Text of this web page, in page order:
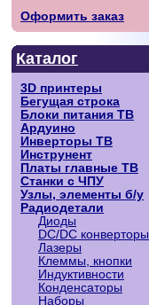
Оформить заказ
Каталог
3D принтеры
Бегущая строка
Блоки питания ТВ
Ардуино
Инверторы ТВ
Инструнент
Платы главные ТВ
Станки с ЧПУ
Узлы, элементы б/у
Радиодетали
Диоды
DC/DC конверторы
Лазеры
Клеммы, кнопки
Индуктивности
Конденсаторы
Наборы